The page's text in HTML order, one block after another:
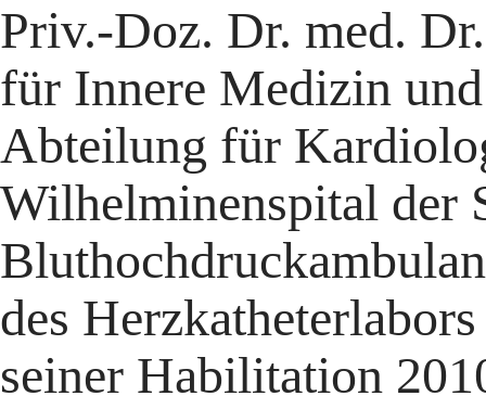
Priv.-Doz. Dr. med.
für Innere Medizin
Abteilung für
Wilhelminenspital der
des
seiner Habilitation